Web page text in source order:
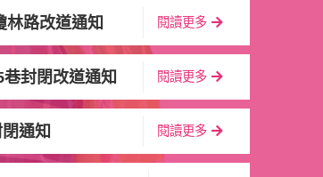
林路改道通知 閱讀更多
封閉改道通知 閱讀更多
通知 閱讀更多